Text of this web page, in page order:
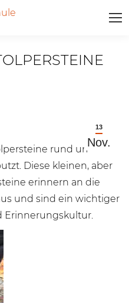
13
Nov.
rund um
Diese kleinen, aber
erinnern an die
und sind ein wichtiger
Erinnerungskultur.